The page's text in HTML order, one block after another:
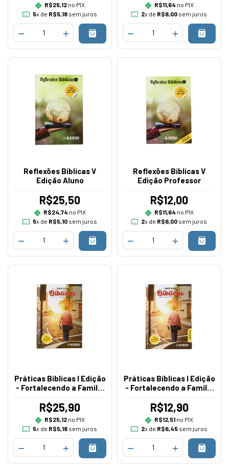
R$25,12no PIX
5x de R$5,18sem juros
R$11,64 no PIX
2x de R$6,00 sem juros
Reflexões Bíblicas V
Edição Aluno
R$25,50
R$24,74 no PIX
5x de R$5,10sem juros
Reflexões Bíblicas V
Edição Professor
R$12,00
R$11,64 no PIX
2x de R$6,00 sem juros
Práticas Bíblicas I Edição
- Fortalecendo a Família
R$25,90
R$25,12no PIX
5x de R$5,18sem juros
Práticas Bíblicas I Edição
- Fortalecendo a Família
R$12,90
R$12,51 no PIX
2x de R$6,45sem juros